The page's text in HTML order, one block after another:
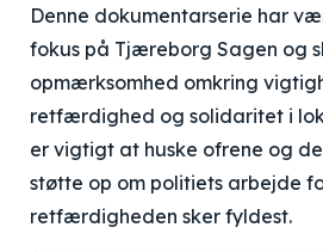
Denne dokumentarserie har
fokus på Tjæreborg Sagen og
opmærksomhed omkring
retfærdighed og solidaritet i
er vigtigt at huske ofrene og
støtte op om politiets arbejde
retfærdigheden sker fyldest.